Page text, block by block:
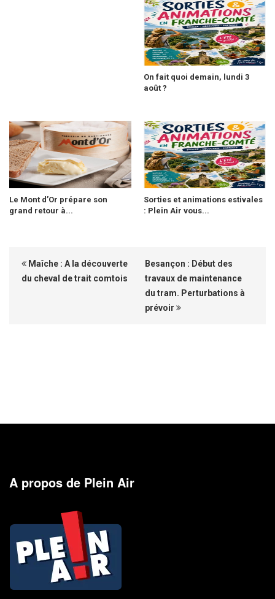
On fait quoi demain, lundi 3
août ?
Le Mont d’Or prépare son
grand retour à...
Sorties et animations estivales
: Plein Air vous...
Maîche : A la découverte
du cheval de trait comtois
Besançon : Début des
travaux de maintenance
du tram. Perturbations à
prévoir
A propos de Plein Air